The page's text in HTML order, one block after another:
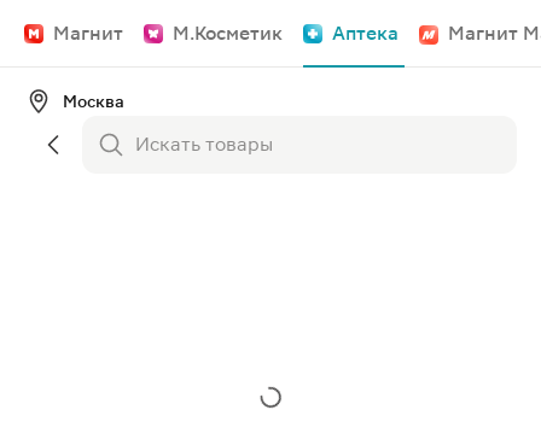
Магнит М.Косметик Аптека Магнит
Москва